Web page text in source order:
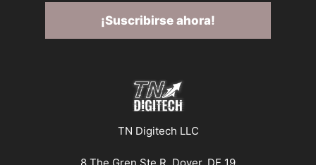
¡Suscribirse ahora!
TN Digitech LLC